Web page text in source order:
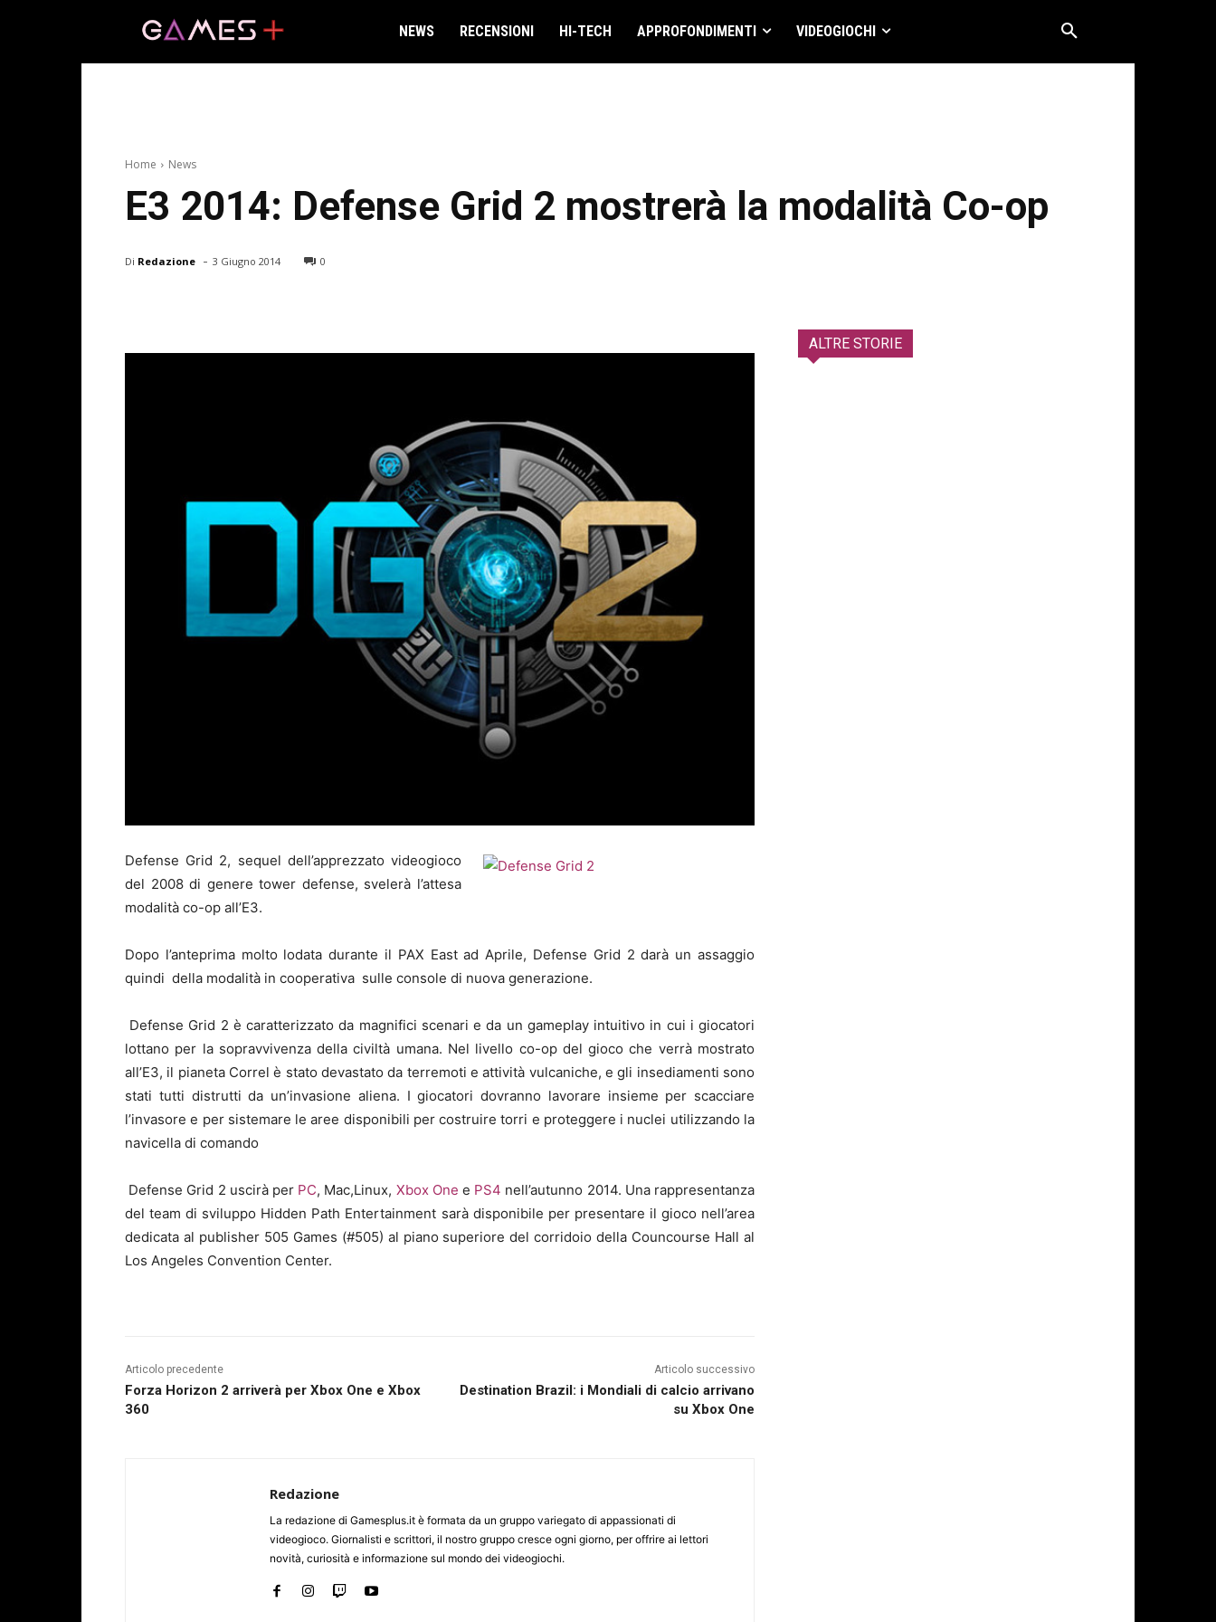
NEWS RECENSIONI HI-TECH APPROFONDIMENTI VIDEOGIOCHI
Home News
E3 2014: Defense Grid 2 mostrerà la modalità Co-op
Di Redazione - 3 Giugno 2014 0
Defense Grid 2, sequel dell’apprezzato videogioco
del 2008 di genere tower defense, svelerà l’attesa
modalità co-op all’E3.
Dopo l’anteprima molto lodata durante il PAX East ad Aprile, Defense Grid 2 darà un assaggio
quindi della modalità in cooperativa sulle console di nuova generazione.
Defense Grid 2 è caratterizzato da magnifici scenari e da un gameplay intuitivo in cui i giocatori
lottano per la sopravvivenza della civiltà umana. Nel livello co-op del gioco che verrà mostrato
all’E3, il pianeta Correl è stato devastato da terremoti e attività vulcaniche, e gli insediamenti sono
stati tutti distrutti da un’invasione aliena. I giocatori dovranno lavorare insieme per scacciare
l’invasore e per sistemare le aree disponibili per costruire torri e proteggere i nuclei utilizzando la
navicella di comando
Defense Grid 2 uscirà per PC, Mac,Linux, Xbox One e PS4 nell’autunno 2014. Una rappresentanza
del team di sviluppo Hidden Path Entertainment sarà disponibile per presentare il gioco nell’area
dedicata al publisher 505 Games (#505) al piano superiore del corridoio della Councourse Hall al
Los Angeles Convention Center.
Articolo precedente
Forza Horizon 2 arriverà per Xbox One e Xbox
360
Articolo successivo
Destination Brazil: i Mondiali di calcio arrivano
su Xbox One
Redazione
La redazione di Gamesplus.it è formata da un gruppo variegato di appassionati di
videogioco. Giornalisti e scrittori, il nostro gruppo cresce ogni giorno, per offrire ai lettori
novità, curiosità e informazione sul mondo dei videogiochi.
ALTRE STORIE